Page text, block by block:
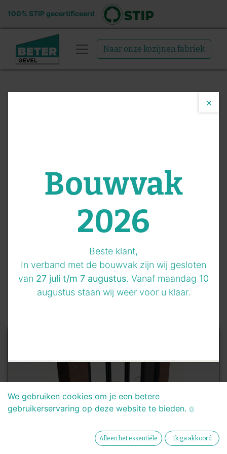
100% STIP gecertificeerd
Naar onze kozijnen fabriek
met
gevelkleding
bijBeterGevel
×
Bouwvak
2026
Beste klant,
In verband met de bouwvak zijn wij gesloten
van 27 juli t/m 7 augustus. Vanaf maandag 10
augustus staan wij weer voor u klaar.
We gebruiken cookies om je een betere
gebruikerservaring op deze website te bieden.
Alleen het essentiële Ik ga akkoord